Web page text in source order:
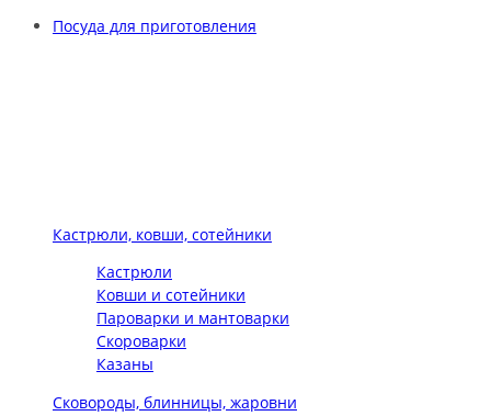
Посуда для приготовления
Кастрюли, ковши, сотейники
Кастрюли
Ковши и сотейники
Пароварки и мантоварки
Скороварки
Казаны
Сковороды, блинницы, жаровни